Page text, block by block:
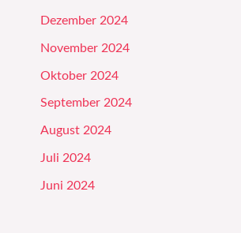
Dezember 2024
November 2024
Oktober 2024
September 2024
August 2024
Juli 2024
Juni 2024